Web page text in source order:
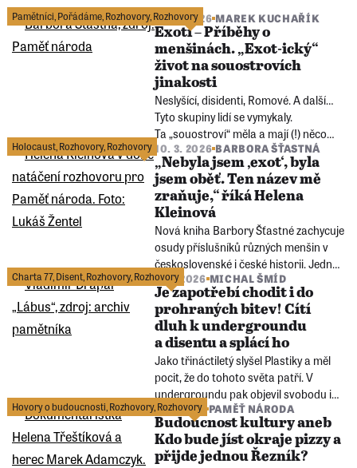
Pamětníci,Pořádáme,Rozhovory,Rozhovory
10. 3. 2026 MAREK KUCHAŘÍK
Exoti – Příběhy o
menšinách. „Exot-ický“
život na souostrovích
jinakosti
Neslyšící, disidenti, Romové. A další…
Tyto skupiny lidí se vymykaly.
Ta „souostroví“ měla a mají (!) něco
společného: obyvatelé ostrovů si je
nevybrali. Kvůli své jinakosti ale často
trpěli a trpí. Paměť národa o nich
vydává knihu a její autorka ji
představuje.
Holocaust,Rozhovory,Rozhovory 10. 3. 2026 BARBORA ŠŤASTNÁ
„Nebyla jsem ‚exot‘, byla
jsem oběť. Ten název mě
zraňuje,“ říká Helena
Kleinová
Nová kniha Barbory Šťastné zachycuje
osudy příslušníků různých menšin v
československé i české historii. Jedné
z pamětnic se však necitlivě dotkl její
název – Exoti: Povídky o jinakosti podle
skutečných příběhů Paměti národa.
Charta 77,Disent,Rozhovory,Rozhovory
5. 3. 2026 MICHAL ŠMÍD
Je zapotřebí chodit i do
prohraných bitev! Cítí
dluh k undergroundu
a disentu a splácí ho
Jako třináctiletý slyšel Plastiky a měl
pocit, že do tohoto světa patří. V
undergroundu pak objevil svobodu i
komunitu lidí. Vladimír Drápal „Lábus“
dnes této hudbě dává znít, mimo jiné
za pár dní na mimořádném koncertě k
padesáti letům od procesu s
Hovory o budoucnosti,Rozhovory,Rozhovory
3. 2. 2026 PAMĚŤ NÁRODA
Budoucnost kultury aneb
Kdo bude jíst okraje pizzy a
přijde jednou Řezník?
stránka